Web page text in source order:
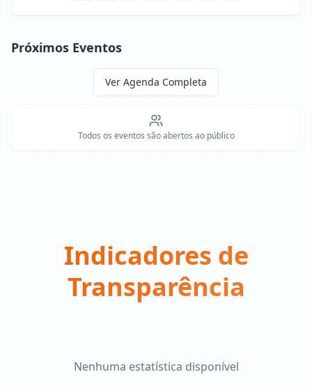
Próximos Eventos
Ver Agenda Completa
Todos os eventos são abertos ao público
Indicadores de
Transparência
Nenhuma estatística disponível